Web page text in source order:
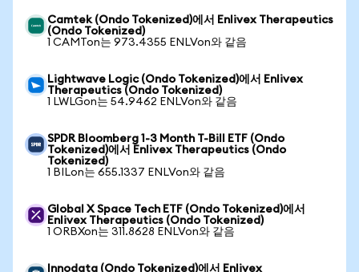
Camtek (Ondo Tokenized)에서 Enlivex Therapeutics
(Ondo Tokenized)
1 CAMTon는 973.4355 ENLVon와 같음
Lightwave Logic (Ondo Tokenized)에서 Enlivex
Therapeutics (Ondo Tokenized)
1 LWLGon는 54.9462 ENLVon와 같음
SPDR Bloomberg 1-3 Month T-Bill ETF (Ondo
Tokenized)에서 Enlivex Therapeutics (Ondo
Tokenized)
1 BILon는 655.1337 ENLVon와 같음
Global X Space Tech ETF (Ondo Tokenized)에서
Enlivex Therapeutics (Ondo Tokenized)
1 ORBXon는 311.8628 ENLVon와 같음
Innodata (Ondo Tokenized)에서 Enlivex